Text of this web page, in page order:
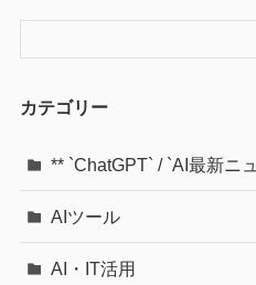
カテゴリー
** `ChatGPT` / `AI最新ニ
AIツール
AI・IT活用